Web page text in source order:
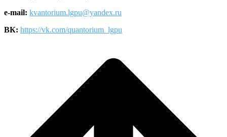
e-mail: kvantorium.lgpu@yandex.ru
ВК: https://vk.com/quantorium_lgpu